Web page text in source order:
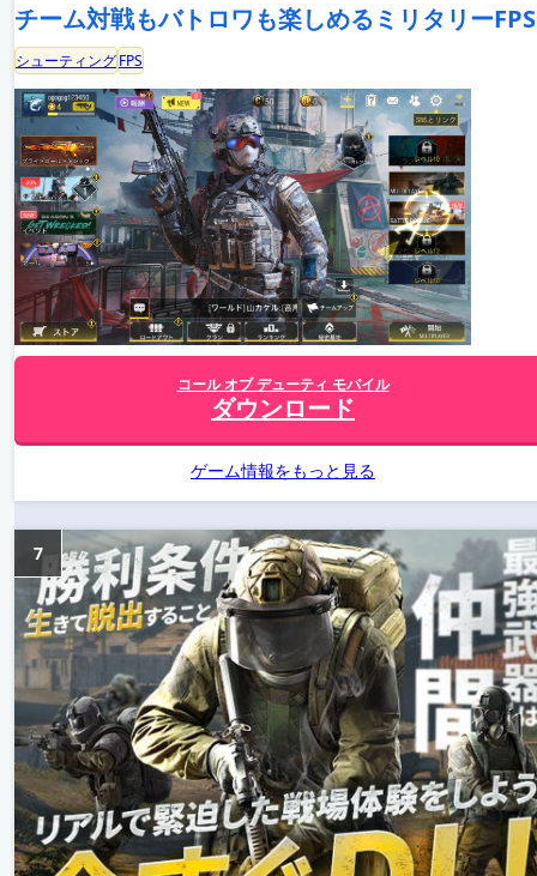
チーム対戦もバトロワも楽しめるミリタリーFPS
シューティングFPS
コール オブ デューティ モバイル
ダウンロード
ゲーム情報をもっと見る
7